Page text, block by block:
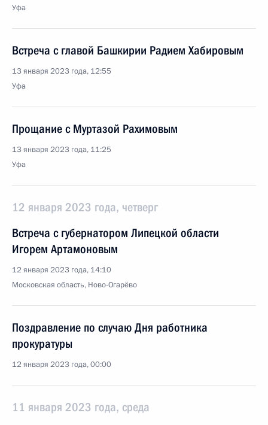
Уфа
Встреча с главой Башкирии Радием Хабировым
13 января 2023 года, 12:55
Уфа
Прощание с Муртазой Рахимовым
13 января 2023 года, 11:25
Уфа
12 января 2023 года, четверг
Встреча с губернатором Липецкой области
Игорем Артамоновым
12 января 2023 года, 14:10
Московская область, Ново-Огарёво
Поздравление по случаю Дня работника
прокуратуры
12 января 2023 года, 00:00
11 января 2023 года, среда